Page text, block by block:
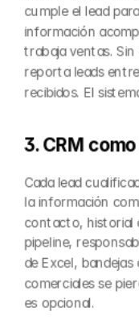
cumple el lead
información
trabaja ventas.
reporta leads
recibidos. El
3. CRM
Cada lead
la información
contacto, historial
pipeline,
de Excel,
comerciales se
es opcional.